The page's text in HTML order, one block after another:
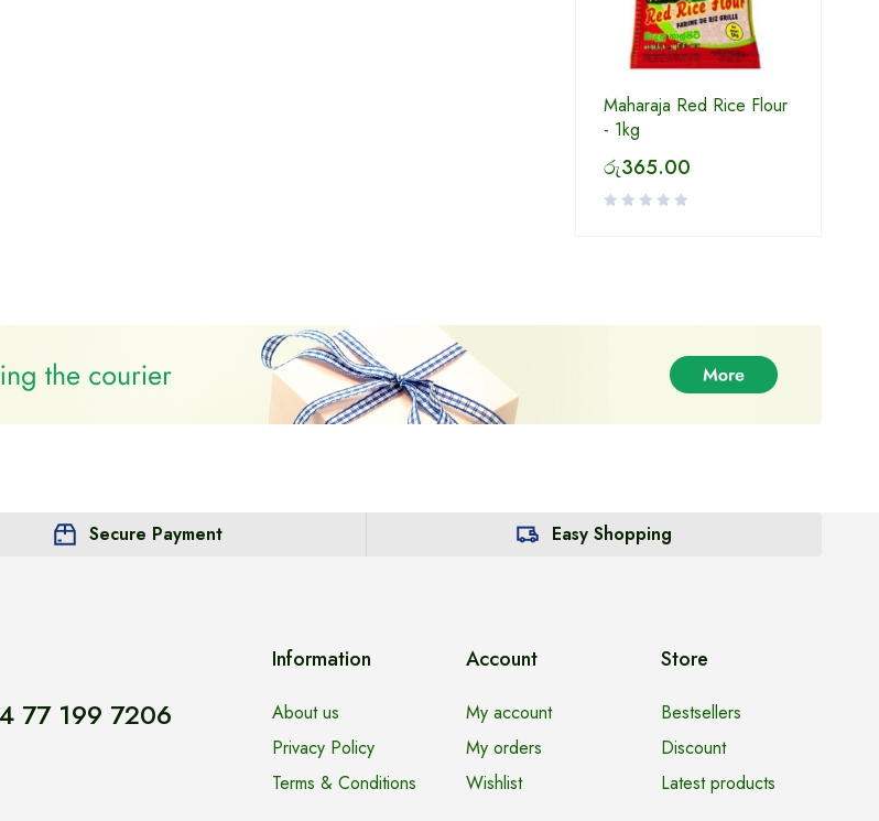
Maharaja Red Rice Flour
- 1kg
රු365.00
Secure Payment Easy Shopping
77 199 7206
Information
About us
Privacy Policy
Terms & Conditions
Account
My account
My orders
Wishlist
Store
Bestsellers
Discount
Latest products